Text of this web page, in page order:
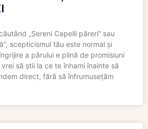
„Sereni Capelli păreri” sau
scepticismul tău este normal și
a părului e plină de promisiuni
să știi la ce te înhami înainte să
direct, fără să înfrumusețăm